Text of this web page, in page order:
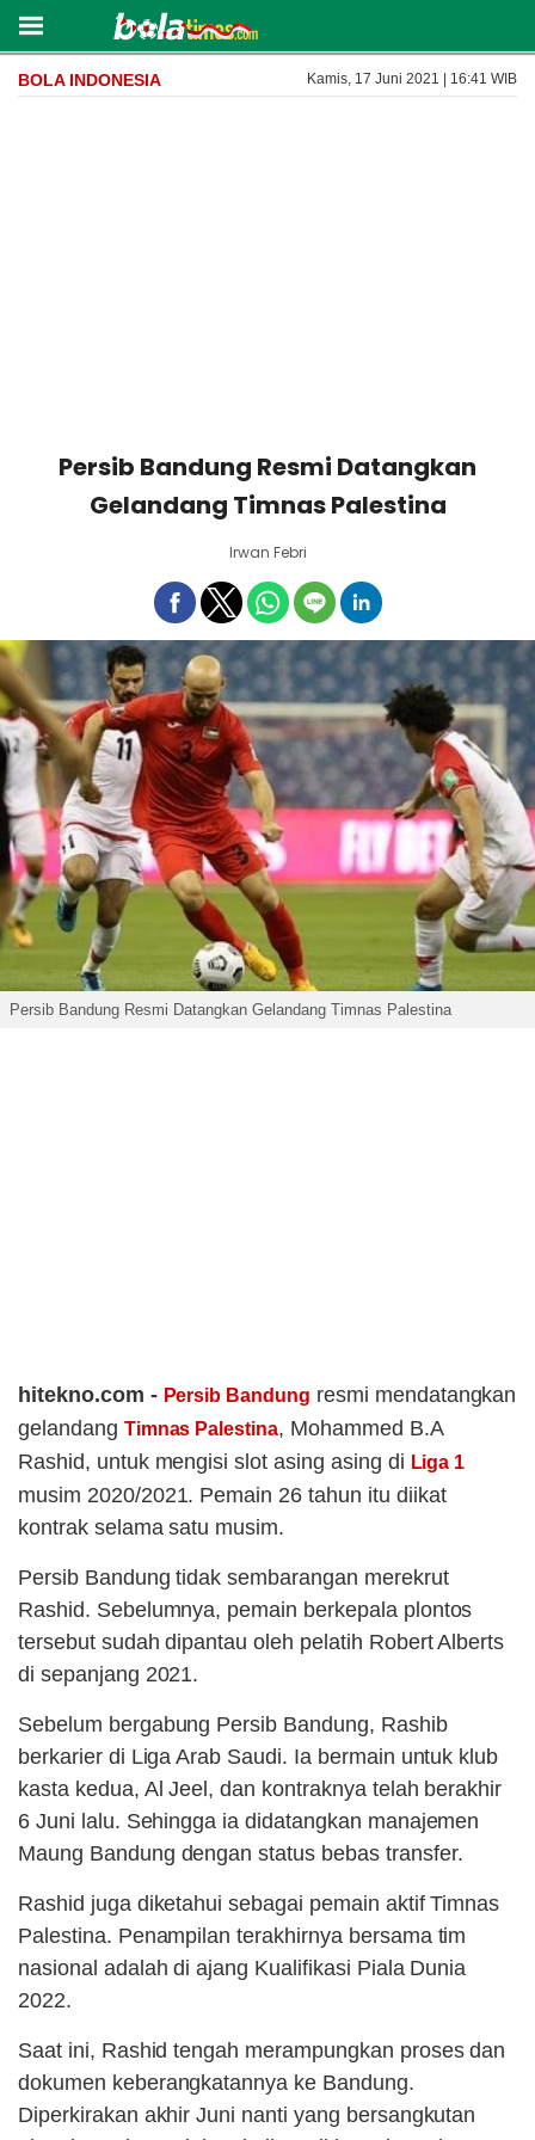
BOLA INDONESIA Kamis, 17 Juni 2021 | 16:41 WIB
Persib Bandung Resmi Datangkan
Gelandang Timnas Palestina
Irwan Febri
Persib Bandung Resmi Datangkan Gelandang Timnas Palestina
hitekno.com - Persib Bandung resmi mendatangkan
gelandang Timnas Palestina, Mohammed B.A
Rashid, untuk mengisi slot asing asing di Liga 1
musim 2020/2021. Pemain 26 tahun itu diikat
kontrak selama satu musim.
Persib Bandung tidak sembarangan merekrut
Rashid. Sebelumnya, pemain berkepala plontos
tersebut sudah dipantau oleh pelatih Robert Alberts
di sepanjang 2021.
Sebelum bergabung Persib Bandung, Rashib
berkarier di Liga Arab Saudi. Ia bermain untuk klub
kasta kedua, Al Jeel, dan kontraknya telah berakhir
6 Juni lalu. Sehingga ia didatangkan manajemen
Maung Bandung dengan status bebas transfer.
Rashid juga diketahui sebagai pemain aktif Timnas
Palestina. Penampilan terakhirnya bersama tim
nasional adalah di ajang Kualifikasi Piala Dunia
2022.
Saat ini, Rashid tengah merampungkan proses dan
dokumen keberangkatannya ke Bandung.
Diperkirakan akhir Juni nanti yang bersangkutan